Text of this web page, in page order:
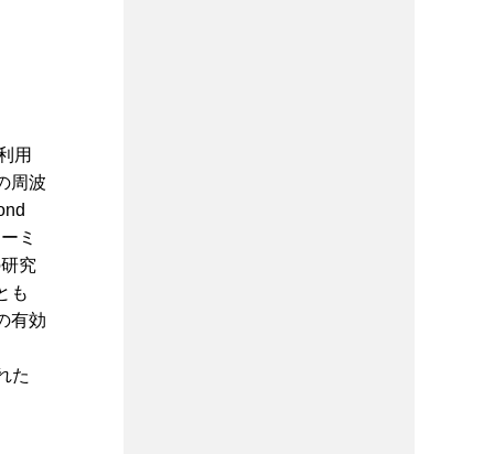
用
周波
ミ
究
も
有効
た